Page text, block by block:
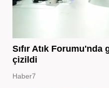
Sıfır Atık
çizildi
Haber7